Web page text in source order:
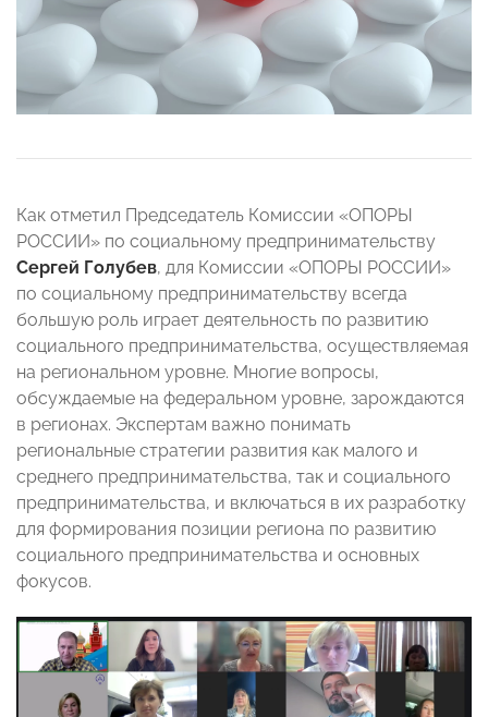
Как отметил Председатель Комиссии «ОПОРЫ
РОССИИ» по социальному предпринимательству
Сергей Голубев, для Комиссии «ОПОРЫ РОССИИ»
по социальному предпринимательству всегда
большую роль играет деятельность по развитию
социального предпринимательства, осуществляемая
на региональном уровне. Многие вопросы,
обсуждаемые на федеральном уровне, зарождаются
в регионах. Экспертам важно понимать
региональные стратегии развития как малого и
среднего предпринимательства, так и социального
предпринимательства, и включаться в их разработку
для формирования позиции региона по развитию
социального предпринимательства и основных
фокусов.